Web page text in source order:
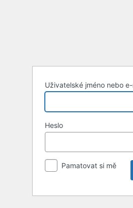
Uživatelské jméno nebo
Heslo
Pamatovat si mě